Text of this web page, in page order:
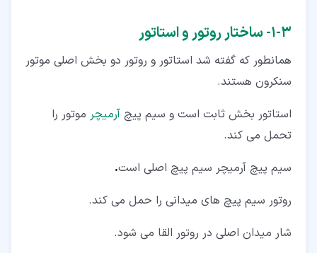
۳‏-‏۱‏- ساختار روتور و استاتور
همانطور که گفته شد استاتور و روتور دو بخش اصلی موتور
سنکرون هستند.
استاتور بخش ثابت است و سیم پیچ آرمیچر موتور را
تحمل می کند.
سیم پیچ آرمیچر سیم پیچ اصلی است.
روتور سیم پیچ های میدانی را حمل می کند.
شار میدان اصلی در روتور القا می شود.